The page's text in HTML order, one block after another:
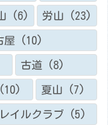
(6) 労山 (23)
屋 (10)
古道(8)
夏山 (7)
イルクラブ (5)